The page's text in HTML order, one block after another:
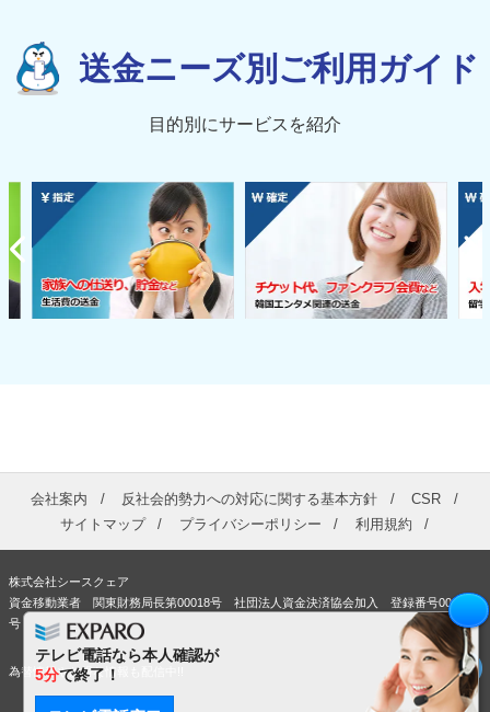
送金ニーズ別ご利用ガイド
目的別にサービスを紹介
テレビ電話なら本人確認が
5分で終了！
会社案内 反社会的勢力への対応に関する基本方針
CSR
サイトマップ
プライバシーポリシー 利用規約
株式会社シースクェア
資金移動業者 関東財務局長第00018号 社団法人資金決済協会加入 登録番号00363
号
為替情報やお得な情報も配信中!!